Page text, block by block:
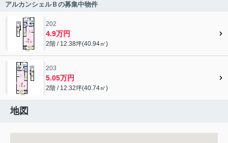
アルカンシェルＢの募集中物件
202
4.9万円
2階 / 12.38坪(40.94㎡)
203
5.05万円
2階 / 12.32坪(40.74㎡)
地図